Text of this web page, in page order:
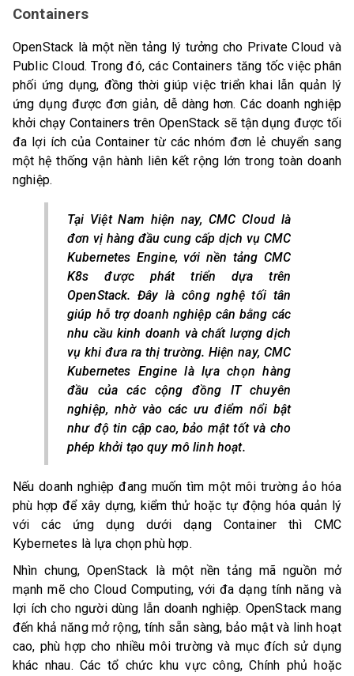
Containers
OpenStack là một nền tảng lý tưởng cho Private Cloud và
Public Cloud. Trong đó, các Containers tăng tốc việc phân
phối ứng dụng, đồng thời giúp việc triển khai lẫn quản lý
ứng dụng được đơn giản, dễ dàng hơn. Các doanh nghiệp
khởi chạy Containers trên OpenStack sẽ tận dụng được tối
đa lợi ích của Container từ các nhóm đơn lẻ chuyển sang
một hệ thống vận hành liên kết rộng lớn trong toàn doanh
nghiệp.
Tại Việt Nam hiện nay, CMC Cloud là
đơn vị hàng đầu cung cấp dịch vụ CMC
Kubernetes Engine, với nền tảng CMC
K8s được phát triển dựa trên
OpenStack. Đây là công nghệ tối tân
giúp hỗ trợ doanh nghiệp cân bằng các
nhu cầu kinh doanh và chất lượng dịch
vụ khi đưa ra thị trường. Hiện nay, CMC
Kubernetes Engine là lựa chọn hàng
đầu của các cộng đồng IT chuyên
nghiệp, nhờ vào các ưu điểm nổi bật
như độ tin cập cao, bảo mật tốt và cho
phép khởi tạo quy mô linh hoạt.
Nếu doanh nghiệp đang muốn tìm một môi trường ảo hóa
phù hợp để xây dựng, kiểm thử hoặc tự động hóa quản lý
với các ứng dụng dưới dạng Container thì CMC
Kybernetes là lựa chọn phù hợp.
Nhìn chung, OpenStack là một nền tảng mã nguồn mở
mạnh mẽ cho Cloud Computing, với đa dạng tính năng và
lợi ích cho người dùng lẫn doanh nghiệp. OpenStack mang
đến khả năng mở rộng, tính sẵn sàng, bảo mật và linh hoạt
cao, phù hợp cho nhiều môi trường và mục đích sử dụng
khác nhau. Các tổ chức khu vực công, Chính phủ hoặc